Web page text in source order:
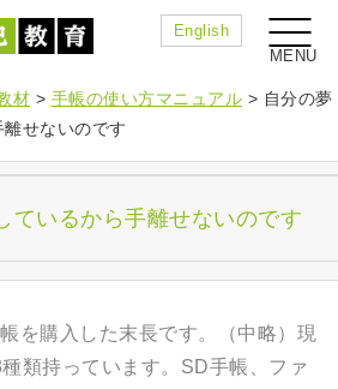
English
材 > 手帳の使い方マニュアル > 自分の夢
せないのです
ているから手離せないのです
を購入した末長です。（中略）現
類持っています。SD手帳、ファ